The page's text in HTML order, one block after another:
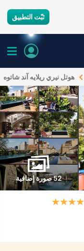
ثبّت التطبيق
هوتل نيري ريلايه آند شاتوه
52 صورة إضافية